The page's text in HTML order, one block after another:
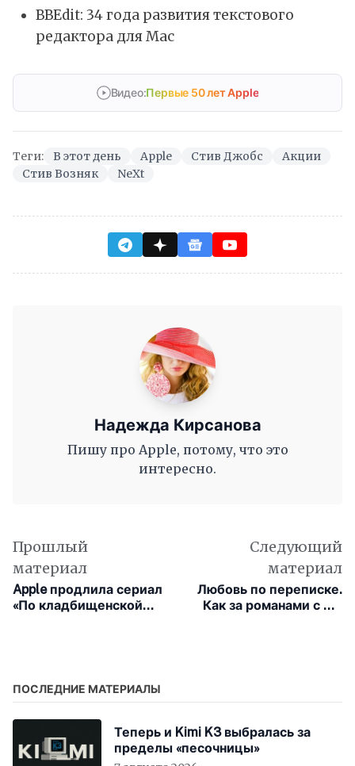
BBEdit: 34 года развития текстового
редактора для Mac
Видео:Первые 50 лет Apple
Теги: В этот день Apple Стив Джобс
Акции
Стив Возняк
NeXt
Надежда Кирсанова
Пишу про Apple, потому, что это
интересно.
Прошлый
материал
Apple продлила сериал
«По кладбищенской
Следующий
материал
Любовь по переписке.
Как за романами с ИИ
ПОСЛЕДНИЕ МАТЕРИАЛЫ
Теперь и Kimi K3 выбралась за
пределы «песочницы»